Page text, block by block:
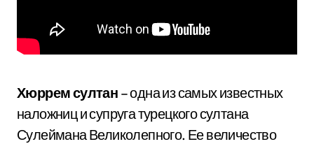
Хюррем султан – одна из самых известных
наложниц и супруга турецкого султана
Сулеймана Великолепного. Ее величество